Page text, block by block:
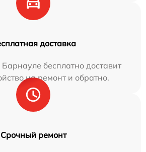
доставка
бесплатно доставит
на ремонт и обратно.
Срочный ремонт